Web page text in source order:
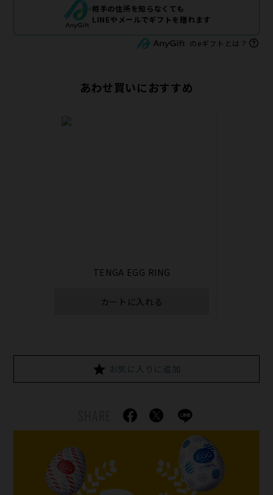
相手の住所を知らなくても
LINEやメールでギフトを贈れます
のeギフトとは？
あわせ買いにおすすめ
TENGA EGG RING
カートに入れる
お気に入りに追加